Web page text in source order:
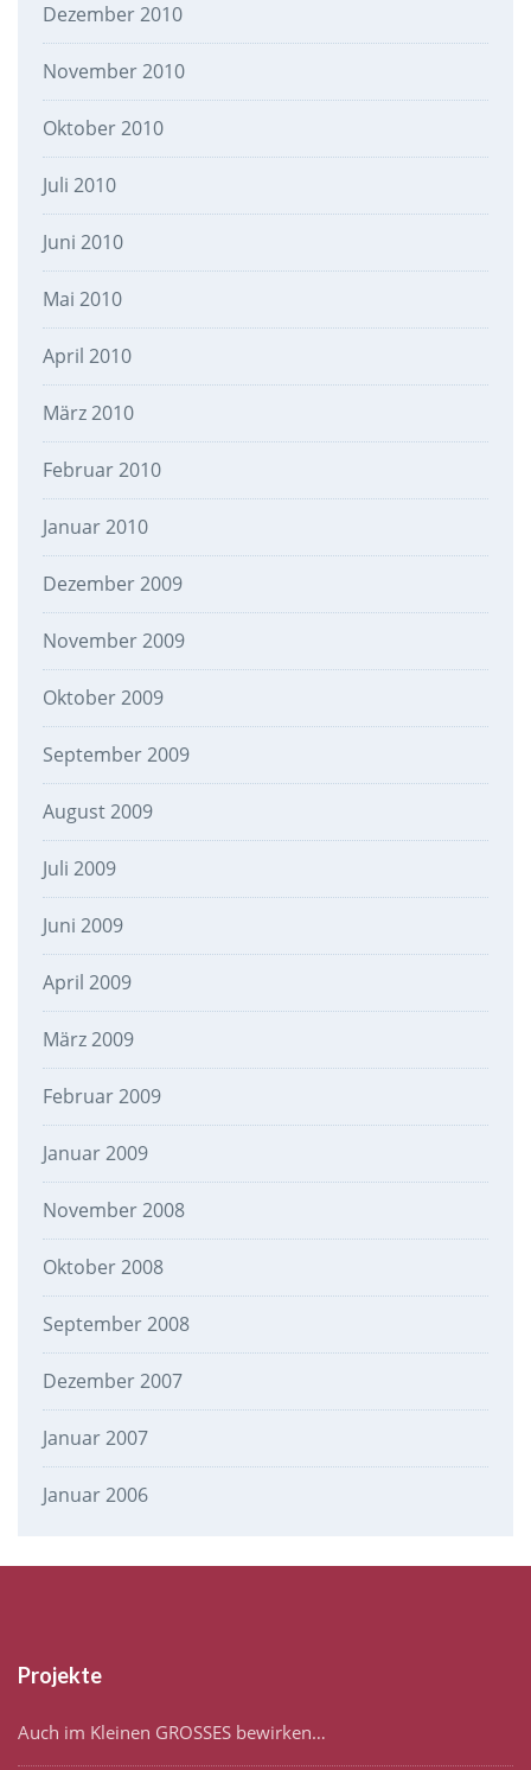
Dezember 2010
November 2010
Oktober 2010
Juli 2010
Juni 2010
Mai 2010
April 2010
März 2010
Februar 2010
Januar 2010
Dezember 2009
November 2009
Oktober 2009
September 2009
August 2009
Juli 2009
Juni 2009
April 2009
März 2009
Februar 2009
Januar 2009
November 2008
Oktober 2008
September 2008
Dezember 2007
Januar 2007
Januar 2006
Projekte
Auch im Kleinen GROSSES bewirken…